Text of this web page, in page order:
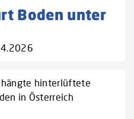
Boden unter
hinterlüftete
in Österreich